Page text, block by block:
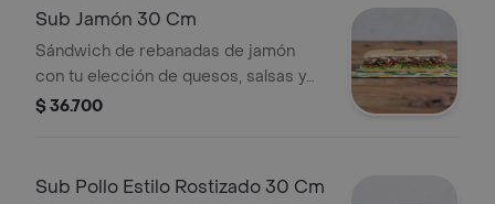
Sub Jamón 30 Cm
Sándwich de rebanadas de jamón
con tu elección de quesos, salsas y
vegetales frescos.
$ 36.700
Sub Pollo Estilo Rostizado 30 Cm